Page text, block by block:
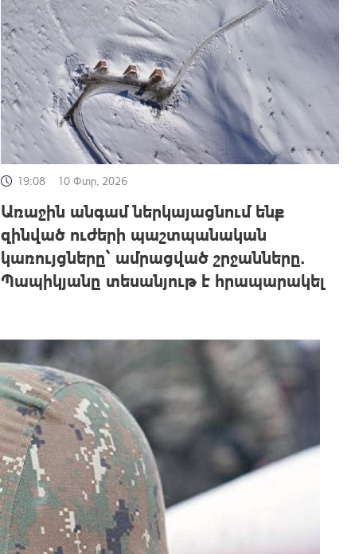
19:08 10 Փտր, 2026
Առաջին անգամ ներկայացնում ենք
զինված ուժերի պաշտպանական
կառույցները՝ ամրացված շրջանները.
Պապիկյանը տեսանյութ է հրապարակել